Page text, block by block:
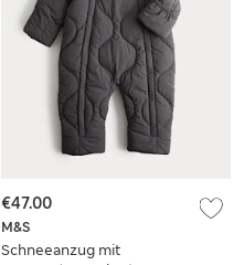
M&S
Schneeanzug mit
€47.00